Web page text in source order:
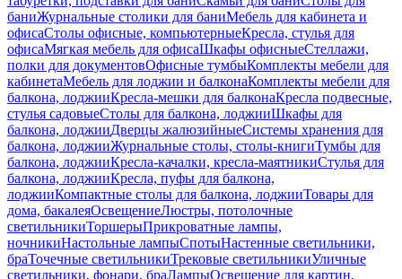
баниЖурнальные столики для баниМебель для кабинета и
офисаСтолы офисные, компьютерныеКресла, стулья для
офисаМягкая мебель для офисаШкафы офисныеСтеллажи,
полки для документовОфисные тумбыКомплекты мебели для
кабинетаМебель для лоджии и балконаКомплекты мебели для
балкона, лоджииКресла-мешки для балконаКресла подвесные,
стулья садовыеСтолы для балкона, лоджииШкафы для
балкона, лоджииДверцы жалюзийныеСистемы хранения для
балкона, лоджииЖурнальные столы, столы-книгиТумбы для
балкона, лоджииКресла-качалки, кресла-маятникиСтулья для
балкона, лоджииКресла, пуфы для балкона,
лоджииКомпактные столы для балкона, лоджииТовары для
дома, бакалеяОсвещениеЛюстры, потолочные
светильникиТоршерыПрикроватные лампы,
ночникиНастольные лампыСпотыНастенные светильники,
браТочечные светильникиТрековые светильникиУличные
светильники, фонари, браЛампыОсвещение для картин,